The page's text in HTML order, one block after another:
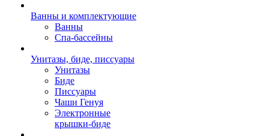
Ванны и комплектующие
Ванны
Спа-бассейны
Унитазы, биде, писсуары
Унитазы
Биде
Писсуары
Чаши Генуя
Электронные
крышки-биде